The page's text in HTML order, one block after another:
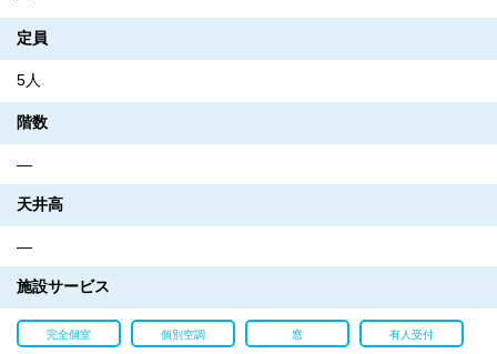
定員
5人
階数
―
天井高
―
施設サービス
完全個室 個別空調 窓 有人受付